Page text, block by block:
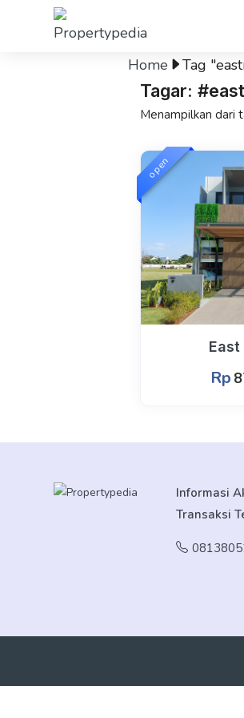
Home Tag
Tagar:
Menampilkan dari
open
Rp
Informasi
Transaksi